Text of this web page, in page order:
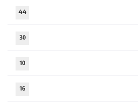
44
30
10
16